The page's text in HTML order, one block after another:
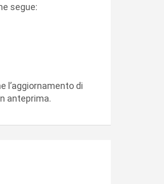
segue:
l’aggiornamento di
anteprima.